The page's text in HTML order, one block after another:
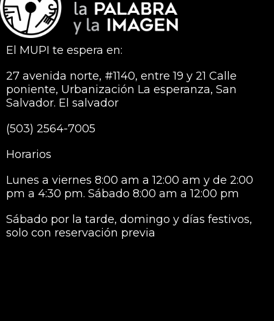
El MUPI te espera en:
27 avenida norte, #1140, entre 19 y 21 Calle
poniente, Urbanización La esperanza, San
Salvador. El salvador
(503) 2564-7005
Horarios
Lunes a viernes 8:00 am a 12:00 am y de 2:00
pm a 4:30 pm. Sábado 8:00 am a 12:00 pm
Sábado por la tarde, domingo y días festivos,
solo con reservación previa